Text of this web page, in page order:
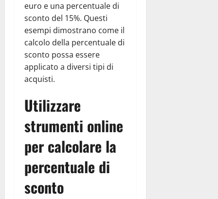
euro e una percentuale di
sconto del 15%. Questi
esempi dimostrano come il
calcolo della percentuale di
sconto possa essere
applicato a diversi tipi di
acquisti.
Utilizzare
strumenti online
per calcolare la
percentuale di
sconto